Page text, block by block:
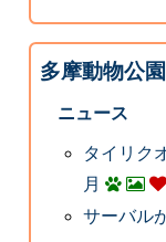
多摩動物公園
ニュース
タイリク
月
サーバル